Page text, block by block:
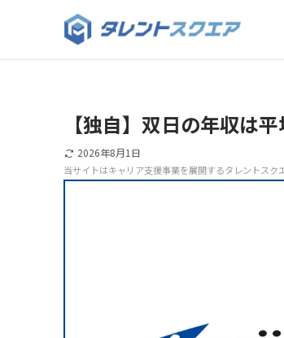
【独自】双日の年収は
2026年8月1日